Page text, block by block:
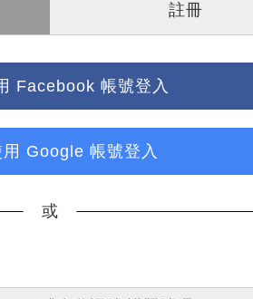
註冊
Facebook 帳號登入
用 Google 帳號登入
或